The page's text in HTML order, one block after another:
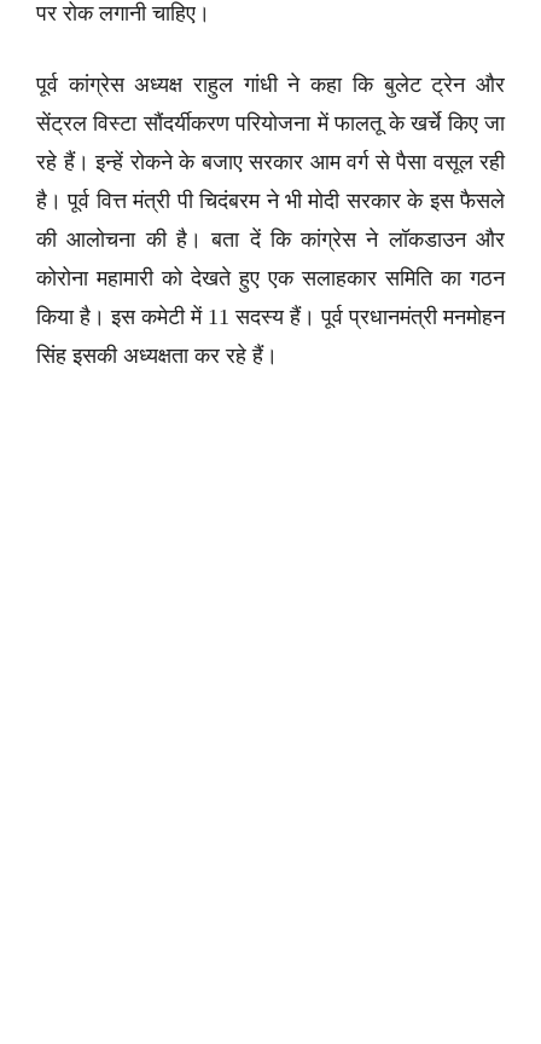
पर रोक लगानी चाहिए।
पूर्व कांग्रेस अध्यक्ष राहुल गांधी ने कहा कि बुलेट ट्रेन और
सेंट्रल विस्टा सौंदर्यीकरण परियोजना में फालतू के खर्चे किए जा
रहे हैं। इन्हें रोकने के बजाए सरकार आम वर्ग से पैसा वसूल रही
है। पूर्व वित्त मंत्री पी चिदंबरम ने भी मोदी सरकार के इस फैसले
की आलोचना की है। बता दें कि कांग्रेस ने लॉकडाउन और
कोरोना महामारी को देखते हुए एक सलाहकार समिति का गठन
किया है। इस कमेटी में 11 सदस्य हैं। पूर्व प्रधानमंत्री मनमोहन
सिंह इसकी अध्यक्षता कर रहे हैं।